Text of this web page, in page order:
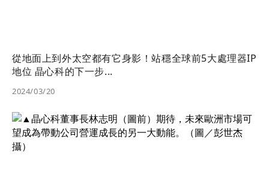
從地面上到外太空都有它身影！站穩全球前5大處理器IP
地位 晶心科的下一步...
2024/03/20